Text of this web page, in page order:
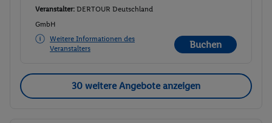
Veranstalter: DERTOUR Deutschland
GmbH
Weitere Informationen des
Veranstalters
Buchen
30 weitere Angebote anzeigen